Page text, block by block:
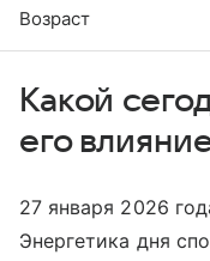
Возраст
Какой
его
27 января 2026
Энергетика дня